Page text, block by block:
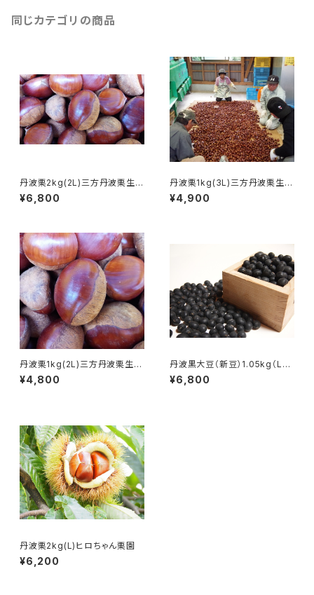
同じカテゴリの商品
丹波栗2kg(2L)三方丹波栗生産
出荷組合
¥6,800
丹波栗1kg(3L)三方丹波栗生産
出荷組
¥4,900
丹波栗1kg(2L)三方丹波栗生産
出荷組合
¥4,800
丹波黒大豆（新豆）1.05kg（Lサ
イズ大玉350ｇ×3袋セット）
¥6,800
丹波栗2kg(L)ヒロちゃん栗園
¥6,200